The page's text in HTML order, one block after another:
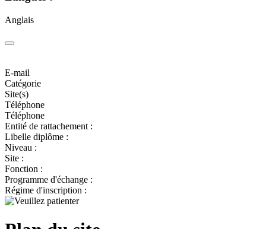
Anglais
E-mail
Catégorie
Site(s)
Téléphone
Téléphone
Entité de rattachement :
Libelle diplôme :
Niveau :
Site :
Fonction :
Programme d'échange :
Régime d'inscription :